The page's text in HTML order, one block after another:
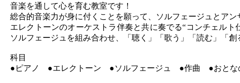
音楽を通して心を育む教室です！
総合的音楽力が身に付くことを願って、ソルフェージュとア
エレクトーンのオーケストラ伴奏と共に奏でる“コンチェル
ソルフェージュを組み合わせ、「聴く」「歌う」「読む」「
科目
●ピアノ ●エレクトーン ●ソルフェージュ ●作曲 ●おとな